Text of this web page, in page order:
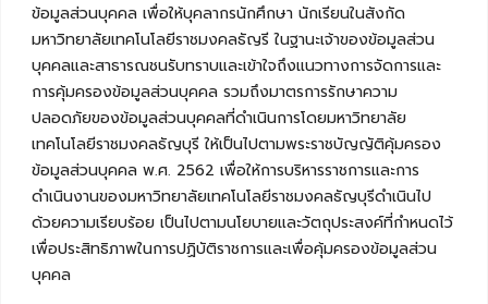
ข้อมูลส่วนบุคคล เพื่อให้บุคลากรนักศึกษา นักเรียนในสังกัด
มหาวิทยาลัยเทคโนโลยีราชมงคลธัญรี ในฐานะเจ้าของข้อมูลส่วน
บุคคลและสาธารณชนรับทราบและเข้าใจถึงแนวทางการจัดการและ
การคุ้มครองข้อมูลส่วนบุคคล รวมถึงมาตรการรักษาความ
ปลอดภัยของข้อมูลส่วนบุคคลที่ดำเนินการโดยมหาวิทยาลัย
เทคโนโลยีราชมงคลธัญบุรี ให้เป็นไปตามพระราชบัญญัติคุ้มครอง
ข้อมูลส่วนบุคคล พ.ศ. 2562 เพื่อให้การบริหารราชการและการ
ดำเนินงานของมหาวิทยาลัยเทคโนโลยีราชมงคลธัญบุรีดำเนินไป
ด้วยความเรียบร้อย เป็นไปตามนโยบายและวัตถุประสงค์ที่กำหนดไว้
เพื่อประสิทธิภาพในการปฏิบัติราชการและเพื่อคุ้มครองข้อมูลส่วน
บุคคล